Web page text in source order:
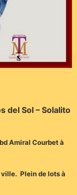
del Sol – Solalito
Amiral Courbet à
Plein de lots à